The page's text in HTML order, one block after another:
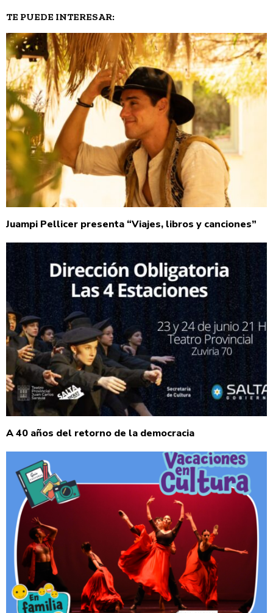
TE PUEDE INTERESAR:
Juampi Pellicer presenta “Viajes, libros y canciones”
A 40 años del retorno de la democracia